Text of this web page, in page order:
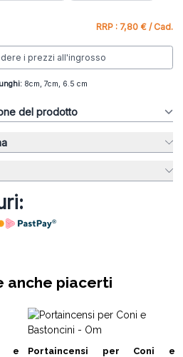
RRP : 7,80 € / Cad.
i prezzi all'ingrosso
8cm, 7cm, 6.5 cm
del prodotto
anche piacerti
e
Portaincensi per Coni e